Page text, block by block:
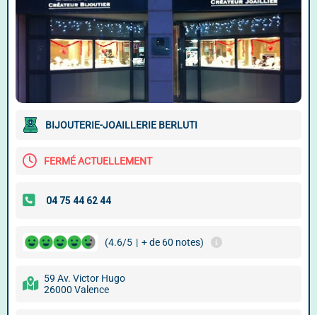
BIJOUTERIE-JOAILLERIE BERLUTI
FERMÉ ACTUELLEMENT
(4.6/5 | + de 60 notes)
59 Av. Victor Hugo
26000 Valence